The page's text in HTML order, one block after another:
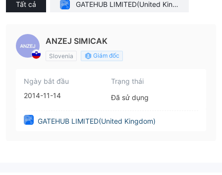
Tất cả
GATEHUB LIMITED(United King
ANZEJ SIMICAK
Slovenia Giám đốc
Ngày bắt đầu
2014-11-14
Trạng thái
Đã sử dụng
GATEHUB LIMITED(United Kingdom)